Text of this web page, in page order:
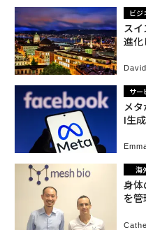
ビジ
ス
進
サー
メ
I生
海
身体
を